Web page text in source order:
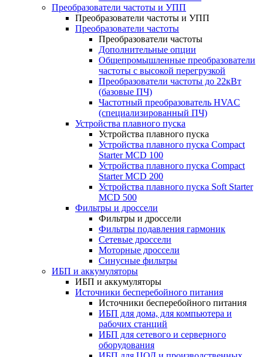
Преобразователи частоты и УПП
Преобразователи частоты и УПП
Преобразователи частоты
Преобразователи частоты
Дополнительные опции
Общепромышленные преобразователи
частоты с высокой перегрузкой
Преобразователи частоты до 22кВт
(базовые ПЧ)
Частотный преобразователь HVAC
(специализированный ПЧ)
Устройства плавного пуска
Устройства плавного пуска
Устройства плавного пуска Compact
Starter MCD 100
Устройства плавного пуска Compact
Starter MCD 200
Устройства плавного пуска Soft Starter
MCD 500
Фильтры и дроссели
Фильтры и дроссели
Фильтры подавления гармоник
Сетевые дроссели
Моторные дроссели
Синусные фильтры
ИБП и аккумуляторы
ИБП и аккумуляторы
Источники бесперебойного питания
Источники бесперебойного питания
ИБП для дома, для компьютера и
рабочих станций
ИБП для сетевого и серверного
оборудования